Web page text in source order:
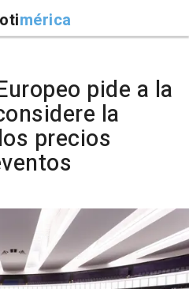
mérica
pide a la
la
precios